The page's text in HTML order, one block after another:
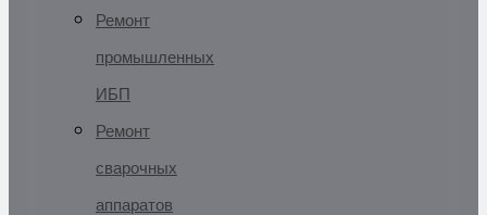
Ремонт
промышленных
ИБП
Ремонт
сварочных
аппаратов